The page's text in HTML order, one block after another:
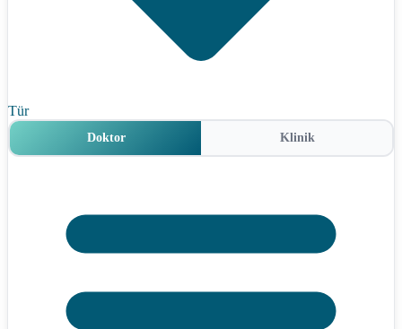
Tür
Doktor Klinik